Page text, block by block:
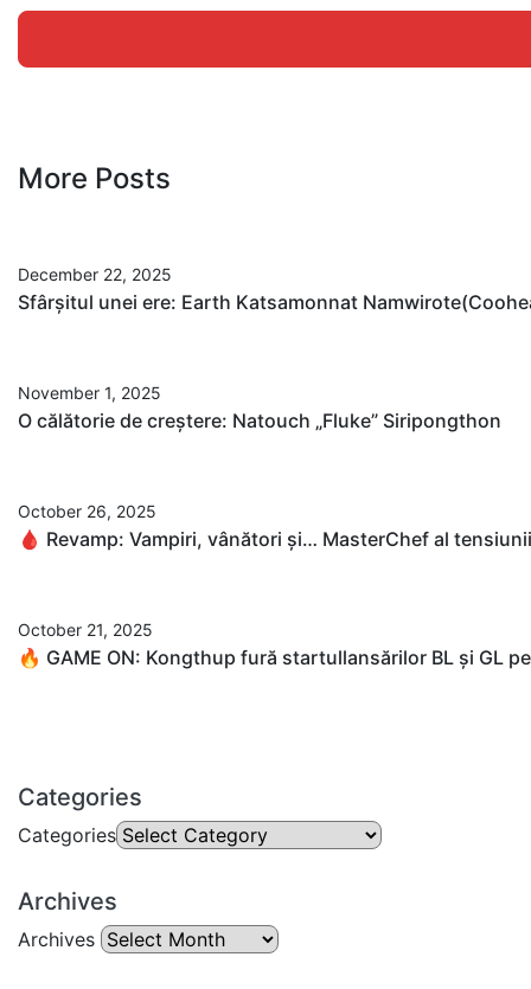
More Posts
December 22, 2025
Sfârșitul unei ere: Earth Katsamonnat
November 1, 2025
O călătorie de creștere: Natouch „Fluke” Siripongthon
October 26, 2025
🩸 Revamp: Vampiri, vânători și… MasterChef al
October 21, 2025
🔥 GAME ON: Kongthup fură startullansărilor BL și GL
Categories
Categories
Archives
Archives